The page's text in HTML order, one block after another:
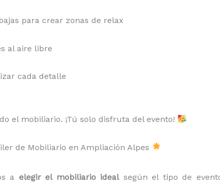
para crear zonas de relax
al aire libre
cada detalle
el mobiliario. ¡Tú solo disfruta del evento!
de Mobiliario en Ampliación Alpes
a elegir el mobiliario idealsegún el tipo de